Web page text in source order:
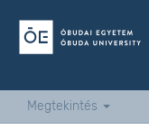
Megtekintés